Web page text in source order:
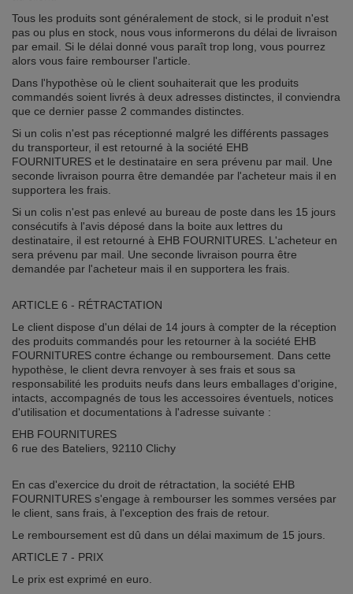
Tous les produits sont généralement de stock, si le produit n'est
pas ou plus en stock, nous vous informerons du délai de livraison
par email. Si le délai donné vous paraît trop long, vous pourrez
alors vous faire rembourser l'article.
Dans l'hypothèse où le client souhaiterait que les produits
commandés soient livrés à deux adresses distinctes, il conviendra
que ce dernier passe 2 commandes distinctes.
Si un colis n'est pas réceptionné malgré les différents passages
du transporteur, il est retourné à la société EHB
FOURNITURES et le destinataire en sera prévenu par mail. Une
seconde livraison pourra être demandée par l'acheteur mais il en
supportera les frais.
Si un colis n'est pas enlevé au bureau de poste dans les 15 jours
consécutifs à l'avis déposé dans la boite aux lettres du
destinataire, il est retourné à EHB FOURNITURES. L'acheteur en
sera prévenu par mail. Une seconde livraison pourra être
demandée par l'acheteur mais il en supportera les frais.
ARTICLE 6 - RÉTRACTATION
Le client dispose d'un délai de 14 jours à compter de la réception
des produits commandés pour les retourner à la société EHB
FOURNITURES contre échange ou remboursement. Dans cette
hypothèse, le client devra renvoyer à ses frais et sous sa
responsabilité les produits neufs dans leurs emballages d'origine,
intacts, accompagnés de tous les accessoires éventuels, notices
d'utilisation et documentations à l'adresse suivante :
EHB FOURNITURES
6 rue des Bateliers, 92110 Clichy
En cas d'exercice du droit de rétractation, la société EHB
FOURNITURES s'engage à rembourser les sommes versées par
le client, sans frais, à l'exception des frais de retour.
Le remboursement est dû dans un délai maximum de 15 jours.
ARTICLE 7 - PRIX
Le prix est exprimé en euro.